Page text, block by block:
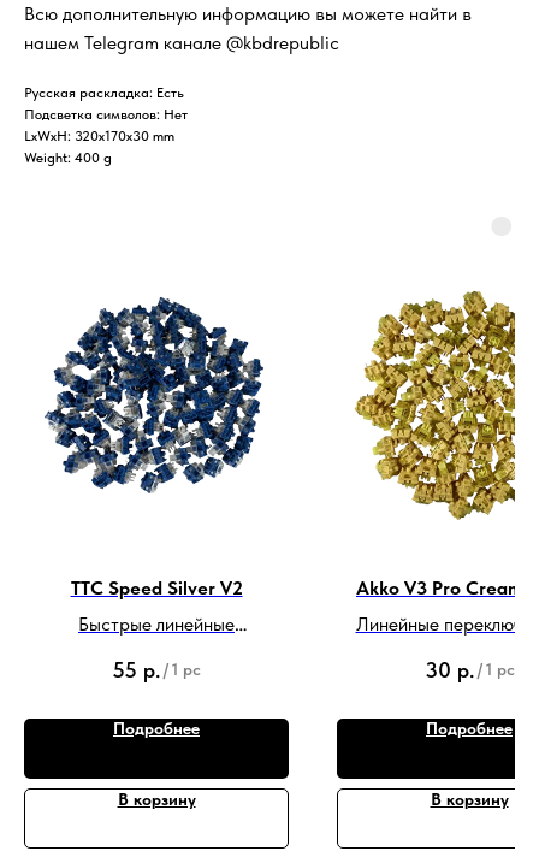
Всю дополнительную информацию вы можете найти в
нашем Telegram канале @kbdrepublic
Русская раскладка: Есть
Подсветка символов: Нет
LxWxH: 320x170x30 mm
Weight: 400 g
TTC Speed Silver V2
Быстрые линейные
нажатия 45г.
55 р./1 pc
Подробнее
В корзину
Akko V3 Pro Cream
Линейные
30 р./1 pc
Подробнее
В корзину